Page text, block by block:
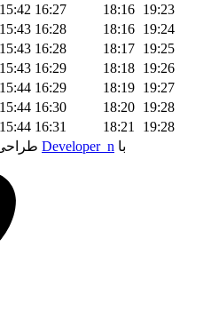
15:42 16:27 18:16 19:23
15:43 16:28 18:16 19:24
15:43 16:28 18:17 19:25
15:43 16:29 18:18 19:26
15:44 16:29 18:19 19:27
15:44 16:30 18:20 19:28
15:44 16:31 18:21
19:28
Developer_n با